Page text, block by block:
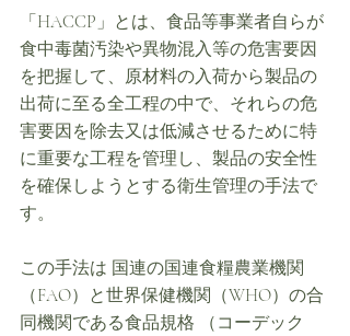
「HACCP」とは、食品等事業者自らが
食中毒菌汚染や異物混入等の危害要因
を把握して、原材料の入荷から製品の
出荷に至る全工程の中で、それらの危
害要因を除去又は低減させるために特
に重要な工程を管理し、製品の安全性
を確保しようとする衛生管理の手法で
す。
この手法は 国連の国連食糧農業機関
（FAO）と世界保健機関（WHO）の合
同機関である食品規格 （コーデック